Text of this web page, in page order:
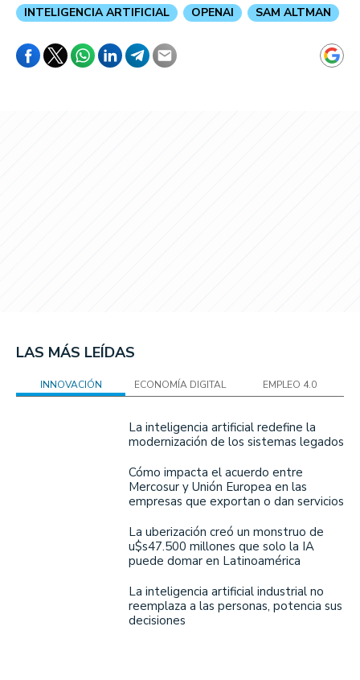
INTELIGENCIA ARTIFICIAL OPENAI SAM ALTMAN
LAS MÁS LEÍDAS
INNOVACIÓN ECONOMÍA DIGITAL EMPLEO 4.0
La inteligencia artificial redefine la
modernización de los sistemas legados
Cómo impacta el acuerdo entre
Mercosur y Unión Europea en las
empresas que exportan o dan servicios
La uberización creó un monstruo de
u$s47.500 millones que solo la IA
puede domar en Latinoamérica
La inteligencia artificial industrial no
reemplaza a las personas, potencia sus
decisiones